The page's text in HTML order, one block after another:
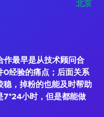
北京
作最早是从技术顾问合
0经验的痛点；后面关系
稳，掉粉的也能及时帮助
7*24小时，但是都能做